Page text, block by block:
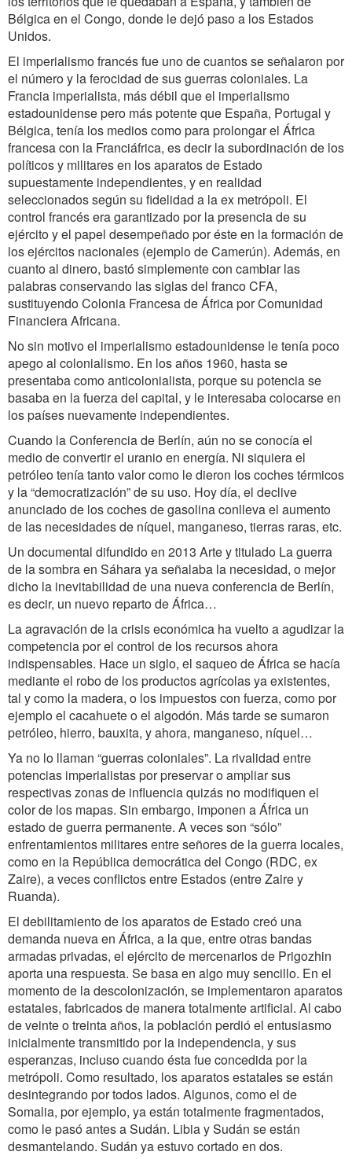
Bélgica en el Congo, donde le dejó paso a los Estados
Unidos.
El imperialismo francés fue uno de cuantos se señalaron por
el número y la ferocidad de sus guerras coloniales. La
Francia imperialista, más débil que el imperialismo
estadounidense pero más potente que España, Portugal y
Bélgica, tenía los medios como para prolongar el África
francesa con la Franciáfrica, es decir la subordinación de los
políticos y militares en los aparatos de Estado
supuestamente independientes, y en realidad
seleccionados según su fidelidad a la ex metrópoli. El
control francés era garantizado por la presencia de su
ejército y el papel desempeñado por éste en la formación de
los ejércitos nacionales (ejemplo de Camerún). Además, en
cuanto al dinero, bastó simplemente con cambiar las
palabras conservando las siglas del franco CFA,
sustituyendo Colonia Francesa de África por Comunidad
Financiera Africana.
No sin motivo el imperialismo estadounidense le tenía poco
apego al colonialismo. En los años 1960, hasta se
presentaba como anticolonialista, porque su potencia se
basaba en la fuerza del capital, y le interesaba colocarse en
los países nuevamente independientes.
Cuando la Conferencia de Berlín, aún no se conocía el
medio de convertir el uranio en energía. Ni siquiera el
petróleo tenía tanto valor como le dieron los coches térmicos
y la “democratización” de su uso. Hoy día, el declive
anunciado de los coches de gasolina conlleva el aumento
de las necesidades de níquel, manganeso, tierras raras, etc.
Un documental difundido en 2013 Arte y titulado La guerra
de la sombra en Sáhara ya señalaba la necesidad, o mejor
dicho la inevitabilidad de una nueva conferencia de Berlín,
es decir, un nuevo reparto de África…
La agravación de la crisis económica ha vuelto a agudizar la
competencia por el control de los recursos ahora
indispensables. Hace un siglo, el saqueo de África se hacía
mediante el robo de los productos agrícolas ya existentes,
tal y como la madera, o los impuestos con fuerza, como por
ejemplo el cacahuete o el algodón. Más tarde se sumaron
petróleo, hierro, bauxita, y ahora, manganeso, níquel…
Ya no lo llaman “guerras coloniales”. La rivalidad entre
potencias imperialistas por preservar o ampliar sus
respectivas zonas de influencia quizás no modifiquen el
color de los mapas. Sin embargo, imponen a África un
estado de guerra permanente. A veces son “sólo”
enfrentamientos militares entre señores de la guerra locales,
como en la República democrática del Congo (RDC, ex
Zaire), a veces conflictos entre Estados (entre Zaire y
Ruanda).
El debilitamiento de los aparatos de Estado creó una
demanda nueva en África, a la que, entre otras bandas
armadas privadas, el ejército de mercenarios de Prigozhin
aporta una respuesta. Se basa en algo muy sencillo. En el
momento de la descolonización, se implementaron aparatos
estatales, fabricados de manera totalmente artificial. Al cabo
de veinte o treinta años, la población perdió el entusiasmo
inicialmente transmitido por la independencia, y sus
esperanzas, incluso cuando ésta fue concedida por la
metrópoli. Como resultado, los aparatos estatales se están
desintegrando por todos lados. Algunos, como el de
Somalia, por ejemplo, ya están totalmente fragmentados,
como le pasó antes a Sudán. Libia y Sudán se están
desmantelando. Sudán ya estuvo cortado en dos.